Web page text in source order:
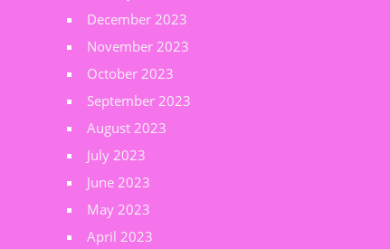
December 2023
November 2023
October 2023
September 2023
August 2023
July 2023
June 2023
May 2023
April 2023